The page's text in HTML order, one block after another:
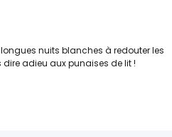
nuits blanches à redouter les
adieu aux punaises de lit !